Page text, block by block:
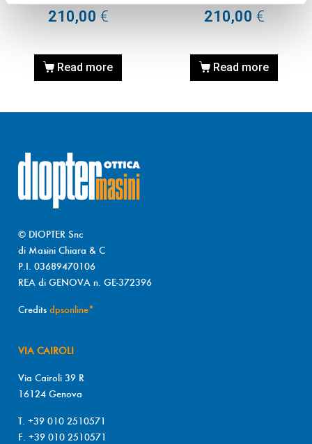
210,00 €
Read more
210,00 €
Read more
© DIOPTER Snc
di Masini Chiara & C
P.I. 03689470106
REA di GENOVA n. GE-372396
Credits dpsonline*
VIA CAIROLI
Via Cairoli 39 R
16124 Genova
T. +39 010 2510571
F. +39 010 2510571